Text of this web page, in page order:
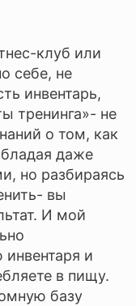
клуб или
себе, не
инвентарь,
тренинга»- не
о том, как
даже
но разбираясь
вы
И мой
и
в пищу.
базу